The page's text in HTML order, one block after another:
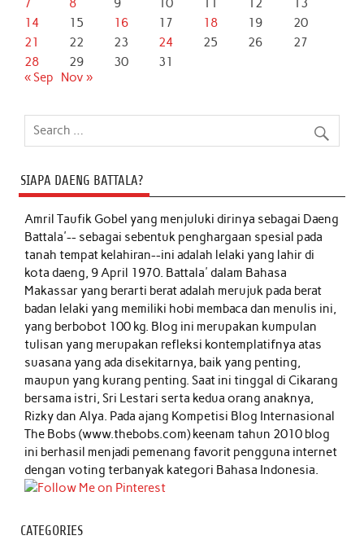
7 8 9 10 12
13
14
15 16 17 18 19
20
21
22 23 24 25 26
27
28
29 30
31
« Sep
Nov »
SIAPA DAENG BATTALA?
Amril Taufik Gobelyang menjuluki dirinya sebagai Daeng
Battala'-- sebagai sebentuk penghargaan spesial pada
tanah tempat kelahiran--ini adalah lelaki yang lahir di
kota daeng, 9 April 1970. Battala' dalam Bahasa
Makassar yang berarti berat adalah merujuk pada berat
badan lelaki yang memiliki hobi membaca dan menulis ini,
yang berbobot 100 kg. Blog ini merupakan kumpulan
tulisan yang merupakan refleksi kontemplatifnya atas
suasana yang ada disekitarnya, baik yang penting,
maupun yang kurang penting. Saat ini tinggal di Cikarang
bersama istri, Sri Lestari serta kedua orang anaknya,
Rizky dan Alya. Pada ajang Kompetisi Blog Internasional
The Bobs (www.thebobs.com) keenam tahun 2010 blog
ini berhasil menjadi pemenang favorit pengguna internet
dengan voting terbanyak kategori Bahasa Indonesia.
CATEGORIES